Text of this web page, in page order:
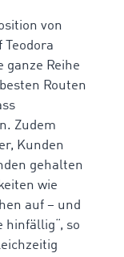
von
ganze Reihe
Routen
Zudem
Kunden
gehalten
wie
auf – und
hinfällig“, so